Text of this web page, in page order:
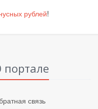
рублей!
портале
связь